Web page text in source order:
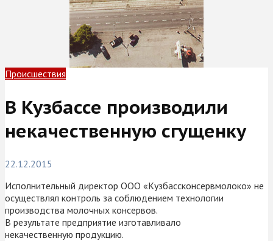
Происшествия
В Кузбассе производили
некачественную сгущенку
22.12.2015
Исполнительный директор ООО «Кузбассконсервмолоко» не
осуществлял контроль за соблюдением технологии
производства молочных консервов.
В результате предприятие изготавливало
некачественную продукцию.